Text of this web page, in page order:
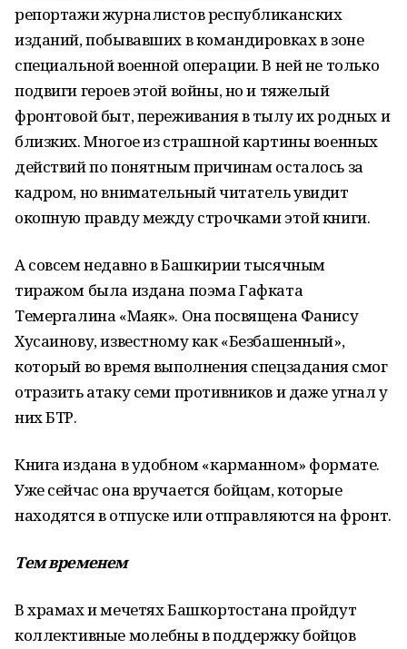
репортажи журналистов республиканских
изданий, побывавших в командировках в зоне
специальной военной операции. В ней не только
подвиги героев этой войны, но и тяжелый
фронтовой быт, переживания в тылу их родных и
близких. Многое из страшной картины военных
действий по понятным причинам осталось за
кадром, но внимательный читатель увидит
окопную правду между строчками этой книги.
А совсем недавно в Башкирии тысячным
тиражом была издана поэма Гафката
Темергалина «Маяк». Она посвящена Фанису
Хусаинову, известному как «Безбашенный»,
который во время выполнения спецзадания смог
отразить атаку семи противников и даже угнал у
них БТР.
Книга издана в удобном «карманном» формате.
Уже сейчас она вручается бойцам, которые
находятся в отпуске или отправляются на фронт.
Тем временем
В храмах и мечетях Башкортостана пройдут
коллективные молебны в поддержку бойцов